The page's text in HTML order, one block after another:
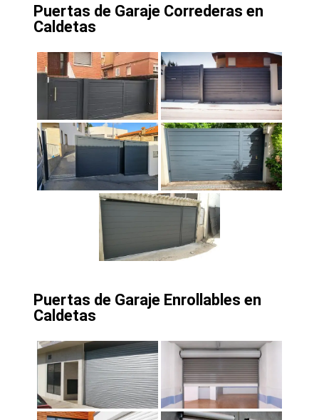
Puertas de Garaje Correderas en
Caldetas
Puertas de Garaje Enrollables en
Caldetas